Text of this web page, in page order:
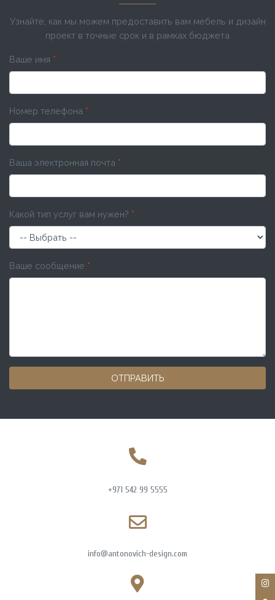
Узнайте, как мы можем предоставить вам мебель и дизайн
проект в точные срок и в рамках бюджета
Ваше имя *
Номер телефона *
Ваша электронная почта *
Какой тип услуг вам нужен? *
Ваше сообщение *
ОТПРАВИТЬ
+971 542 99 5555
info@antonovich-design.com